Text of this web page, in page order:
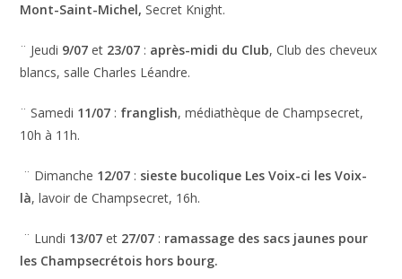
Mont-Saint-Michel, Secret Knight.
¨ Jeudi 9/07 et 23/07 : après-midi du Club, Club des cheveux
blancs, salle Charles Léandre.
¨ Samedi 11/07 : franglish, médiathèque de Champsecret,
10h à 11h.
¨ Dimanche 12/07 : sieste bucolique Les Voix-ci les Voix-
là, lavoir de Champsecret, 16h.
¨ Lundi 13/07 et 27/07 : ramassage des sacs jaunes pour
les Champsecrétois hors bourg.